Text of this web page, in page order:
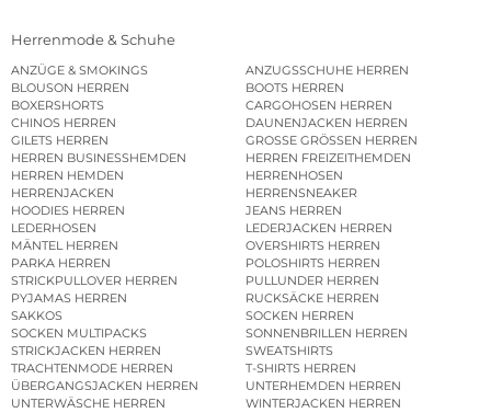
Herrenmode & Schuhe
ANZÜGE & SMOKINGS
ANZUGSSCHUHE HERREN
BLOUSON HERREN
BOOTS HERREN
BOXERSHORTS
CARGOHOSEN HERREN
CHINOS HERREN
DAUNENJACKEN HERREN
GILETS HERREN
GROSSE GRÖSSEN HERREN
HERREN BUSINESSHEMDEN
HERREN FREIZEITHEMDEN
HERREN HEMDEN
HERRENHOSEN
HERRENJACKEN
HERRENSNEAKER
HOODIES HERREN
JEANS HERREN
LEDERHOSEN
LEDERJACKEN HERREN
MÄNTEL HERREN
OVERSHIRTS HERREN
PARKA HERREN
POLOSHIRTS HERREN
STRICKPULLOVER HERREN
PULLUNDER HERREN
PYJAMAS HERREN
RUCKSÄCKE HERREN
SAKKOS
SOCKEN HERREN
SOCKEN MULTIPACKS
SONNENBRILLEN HERREN
STRICKJACKEN HERREN
SWEATSHIRTS
TRACHTENMODE HERREN
T-SHIRTS HERREN
ÜBERGANGSJACKEN HERREN
UNTERHEMDEN HERREN
UNTERWÄSCHE HERREN
WINTERJACKEN HERREN